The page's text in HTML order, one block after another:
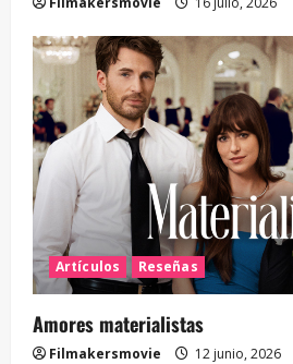
Artículos Reseñas
Amores materialistas
Filmakersmovie 12 junio, 2026